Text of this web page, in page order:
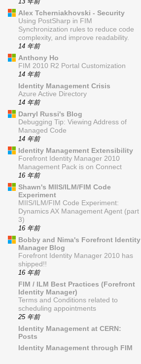
Alex Tcherniakhovski - Security
Using PostSharp in FIM
Synchronization rules to reduce code
complexity, and improve readability.
14 年前
Anthony Ho
FIM 2010 R2 Portal Customization
14 年前
Identity Management Crisis
Azure Active Directory
14 年前
Darryl Russi's Blog
Debugging Tip: Viewing Address of
Managed Code
14 年前
Identity Management Extensibility
Forefront Identity Manager 2010
Management Pack is on Connect
16 年前
Shawn's MIIS/ILM/FIM Code
Experiment
MIIS/ILM/FIM Code Experiment:
Dynamics AX Management Agent (part
3)
16 年前
Bobby and Nima's Forefront Identity
Manager Blog
Forefront Identity Manager 2010 has
shipped!!
16 年前
FIM / ILM Best Practices (Forefront
Identity Manager)
Terms and Conditions related to
scheduling appointments
25 年前
Identity Management at CERN:
Posts
Identity Management through FIM